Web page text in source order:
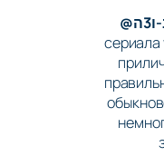
сериала